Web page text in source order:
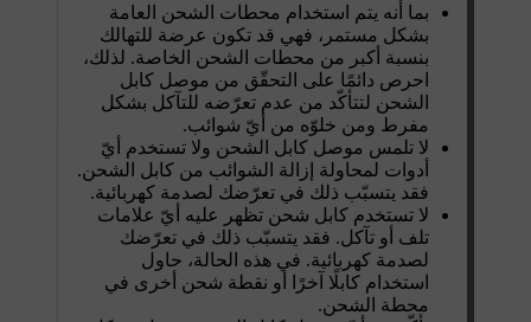
بما أنه يتم استخدام محطات الشحن العامة
بشكل مستمر، فهي قد تكون عرضة للتهالك
بنسبة أكبر من محطات الشحن الخاصة. لذلك،
احرص دائمًا على التحقّق من موصل كابل
الشحن لتتأكّد من عدم تعرّضه للتآكل بشكل
مفرط ومن خلوّه من أيّ شوائب.
لا تلمس موصل كابل الشحن ولا تستخدم أيّ
أدوات لمحاولة إزالة الشوائب من كابل الشحن.
فقد يتسبّب ذلك في تعرّضك لصدمة كهربائية.
لا تستخدم كابل شحن تظهر عليه أيّ علامات
تلف أو تآكل. فقد يتسبّب ذلك في تعرّضك
لصدمة كهربائية. في هذه الحالة، حاول
استخدام كابلًا آخرًا أو نقطة شحن أخرى في
محطة الشحن.